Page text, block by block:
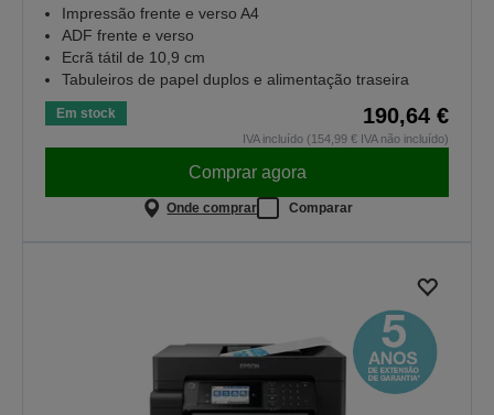
Impressão frente e verso A4
ADF frente e verso
Ecrã tátil de 10,9 cm
Tabuleiros de papel duplos e alimentação traseira
Em stock 190,64 €
IVA incluído (154,99 € IVA não incluído)
Comprar agora
Onde comprar Comparar